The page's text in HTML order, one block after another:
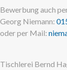
Bewerbung auch
Georg Niemann:
oder per Mail:
Tischlerei Bernd